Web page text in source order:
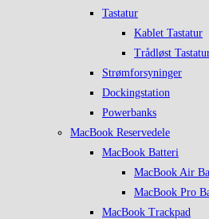
Tastatur
Kablet Tastatur
Trådløst
Strømforsyninger
Dockingstation
Powerbanks
MacBook Reservedele
MacBook Batteri
MacBook Air
MacBook Pro
MacBook Trackpad